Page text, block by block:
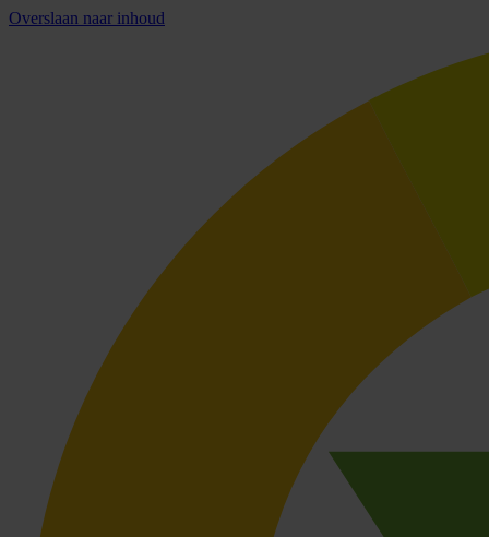
Overslaan naar inhoud